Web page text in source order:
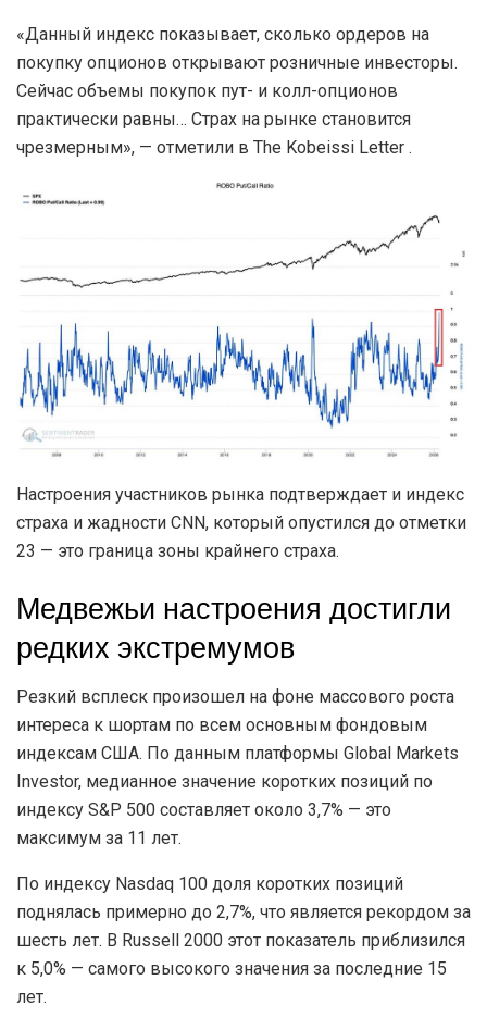
«Данный индекс показывает, сколько ордеров на
покупку опционов открывают розничные инвесторы.
Сейчас объемы покупок пут- и колл-опционов
практически равны… Страх на рынке становится
чрезмерным», — отметили в The Kobeissi Letter .
Настроения участников рынка подтверждает и индекс
страха и жадности CNN, который опустился до отметки
23 — это граница зоны крайнего страха.
Медвежьи настроения достигли
редких экстремумов
Резкий всплеск произошел на фоне массового роста
интереса к шортам по всем основным фондовым
индексам США. По данным платформы Global Markets
Investor, медианное значение коротких позиций по
индексу S&P 500 составляет около 3,7% — это
максимум за 11 лет.
По индексу Nasdaq 100 доля коротких позиций
поднялась примерно до 2,7%, что является рекордом за
шесть лет. В Russell 2000 этот показатель приблизился
к 5,0% — самого высокого значения за последние 15
лет.